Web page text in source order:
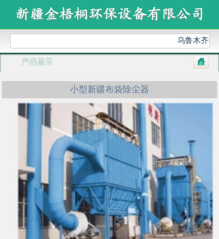
乌鲁木齐金
产品展示
小型新疆布袋除尘器